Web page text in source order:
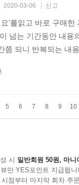
2020-03-06 신고
'를읽고 바로 구매
넘는 기간동안 내
쯤 되니 반복되는 내
.
5 6 7 8 9 10
시 일반회원 50원, 마니
만 YES포인트 지급됩니
점부터 마지막 회차 주